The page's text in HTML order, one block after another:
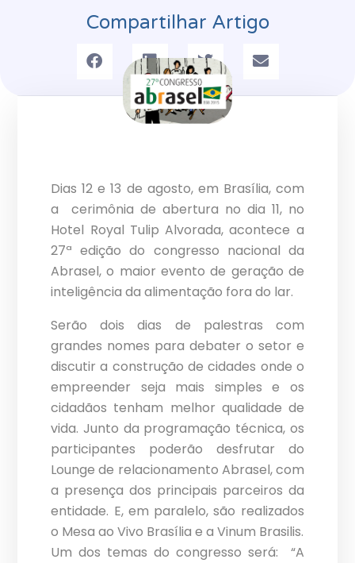
Compartilhar Artigo
Dias 12 e 13 de agosto, em Brasília, com
a cerimônia de abertura no dia 11, no
Hotel Royal Tulip Alvorada, acontece a
27ª edição do congresso nacional da
Abrasel, o maior evento de geração de
inteligência da alimentação fora do lar.
Serão dois dias de palestras com
grandes nomes para debater o setor e
discutir a construção de cidades onde o
empreender seja mais simples e os
cidadãos tenham melhor qualidade de
vida. Junto da programação técnica, os
participantes poderão desfrutar do
Lounge de relacionamento Abrasel, com
a presença dos principais parceiros da
entidade. E, em paralelo, são realizados
o Mesa ao Vivo Brasília e a Vinum Brasilis.
Um dos temas do congresso será: “A